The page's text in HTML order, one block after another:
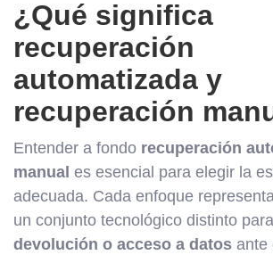
¿Qué significa
recuperación
automatizada y
recuperación
Entender a fondo recuperación
manual es esencial para elegir la
adecuada. Cada enfoque
un conjunto tecnológico distinto
devolución o acceso a datos ante